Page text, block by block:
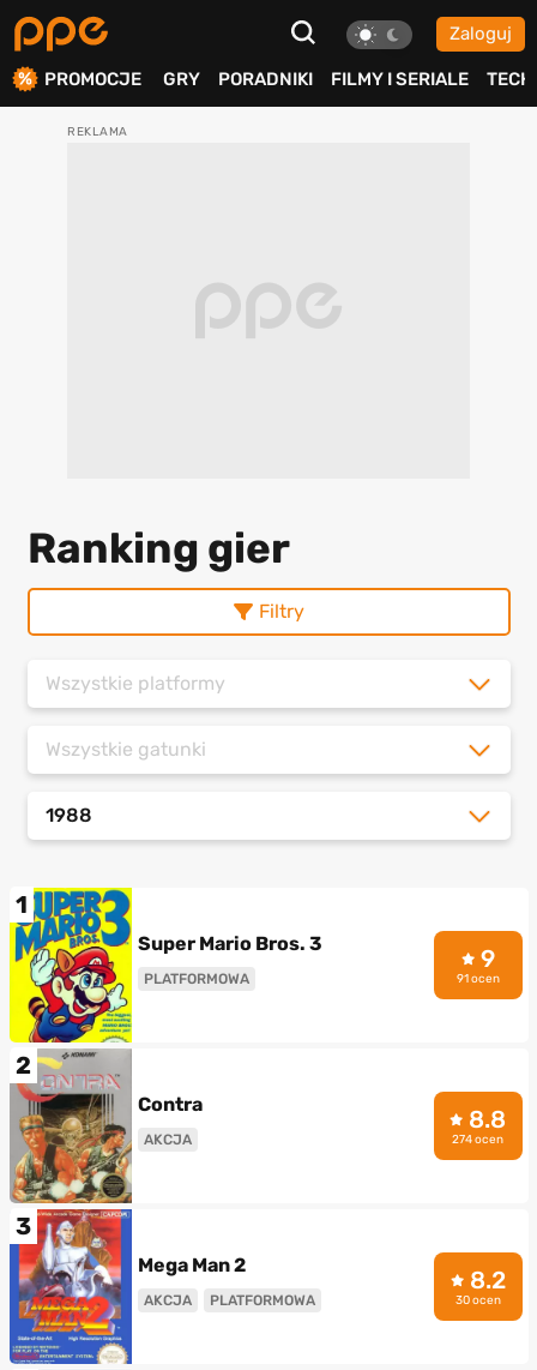
Zaloguj
PROMOCJE GRY PORADNIKI FILMY I SERIALE TECH
Ranking gier
Filtry
Wszystkie platformy
Wszystkie gatunki
1988
1
Super Mario Bros. 3
PLATFORMOWA
9
91 ocen
2
Contra
AKCJA
8.8
274 ocen
3
Mega Man 2
AKCJA PLATFORMOWA
8.2
30 ocen